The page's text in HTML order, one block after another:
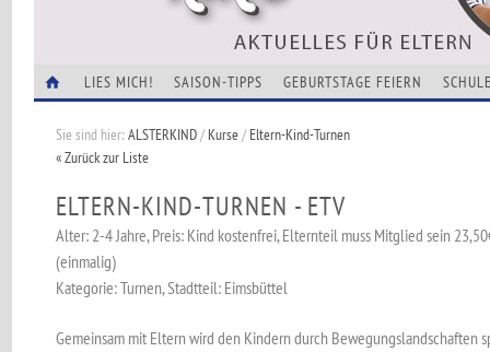
LIES MICH! SAISON-TIPPS GEBURTSTAGE FEIERN
Sie sind hier:ALSTERKIND/Kurse/Eltern-Kind-Turnen
« Zurück zur Liste
ELTERN-KIND-TURNEN - ETV
Alter: 2-4 Jahre, Preis: Kind kostenfrei, Elternteil muss Mitglied sein
(einmalig)
Kategorie: Turnen, Stadtteil: Eimsbüttel
Gemeinsam mit Eltern wird den Kindern durch Bewegungslandschaften